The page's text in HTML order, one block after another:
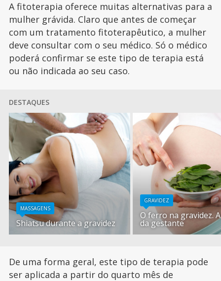
A fitoterapia oferece muitas alternativas para a
mulher grávida. Claro que antes de começar
com um tratamento fitoterapêutico, a mulher
deve consultar com o seu médico. Só o médico
poderá confirmar se este tipo de terapia está
ou não indicada ao seu caso.
DESTAQUES
MASSAGENS
Shiatsu durante a gravidez
GRAVIDEZ
O ferro na gravidez.
da gestante
De uma forma geral, este tipo de terapia pode
ser aplicada a partir do quarto mês de